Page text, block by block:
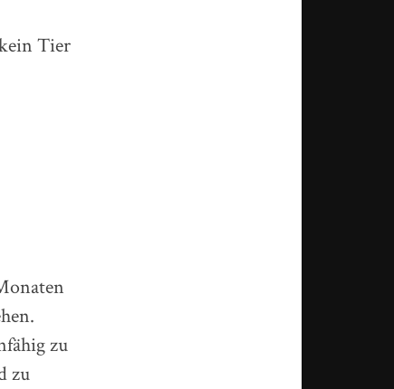
Tier
zu
zu